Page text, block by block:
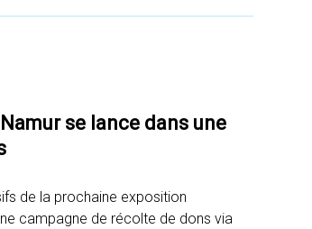
se lance dans une
de la prochaine exposition
campagne de récolte de dons via